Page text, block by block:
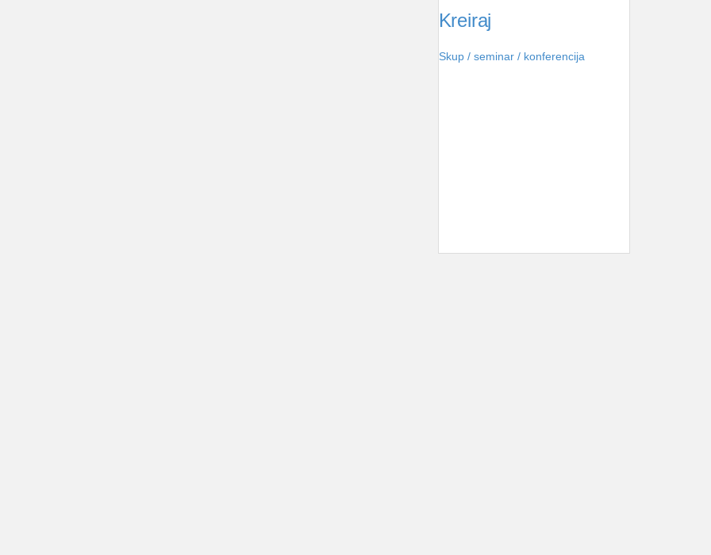
Kreiraj
Skup / seminar / konferencija